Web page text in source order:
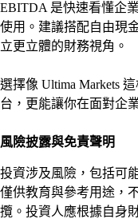
EBITDA 是快速看懂企
使用。建議搭配自由現
立更立體的財務視角。
選擇像 Ultima Markets
台，更能讓你在面對企
風險披露與免責聲明
投資涉及風險，包括可
僅供教育與參考用途，
攬。投資人應根據自身